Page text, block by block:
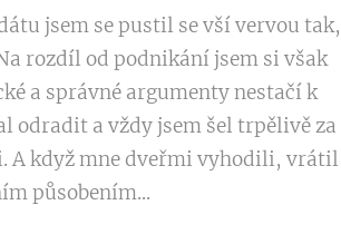
jsem se pustil se vší vervou tak,
rozdíl od podnikání jsem si však
a správné argumenty nestačí k
odradit a vždy jsem šel trpělivě za
A když mne dveřmi vyhodili, vrátil
působením...